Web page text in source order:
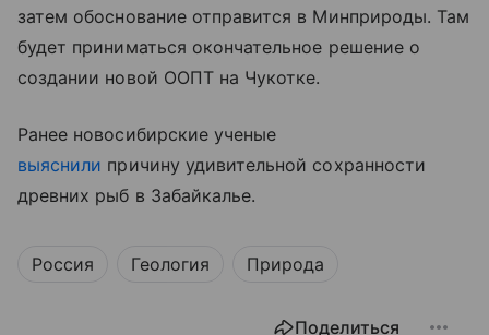
затем обоснование отправится в Минприроды. Там
будет приниматься окончательное решение о
создании новой ООПТ на Чукотке.
Ранее новосибирские ученые
выяснили причину удивительной сохранности
древних рыб в Забайкалье.
Россия Геология Природа
Поделиться